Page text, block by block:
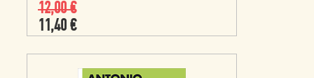
12,00€
11,40 €